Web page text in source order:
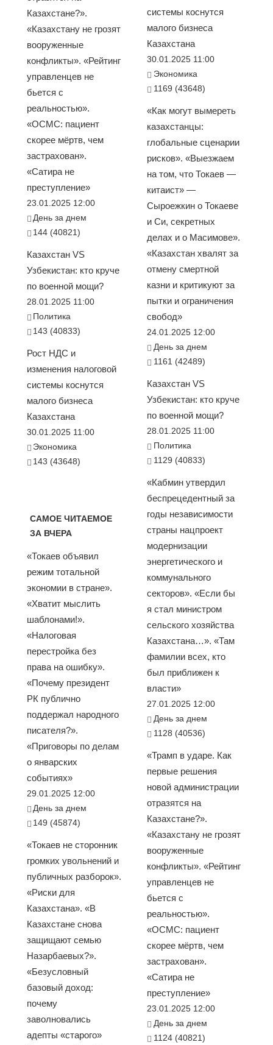
Казахстане?».
«Казахстану не грозят
вооруженные
конфликты». «Рейтинг
управленцев не
бьется с
реальностью».
«ОСМС: пациент
скорее мёртв, чем
застрахован».
«Сатира не
преступление»
23.01.2025 12:00
День за днем
144 (40821)
Казахстан VS
Узбекистан: кто круче
по военной мощи?
28.01.2025 11:00
Политика
143 (40833)
Рост НДС и
изменения налоговой
системы коснутся
малого бизнеса
Казахстана
30.01.2025 11:00
Экономика
143 (43648)
САМОЕ ЧИТАЕМОЕ
ЗА ВЧЕРА
«Токаев объявил
режим тотальной
экономии в стране».
«Хватит мыслить
шаблонами!».
«Налоговая
перестройка без
права на ошибку».
«Почему президент
РК публично
поддержал народного
писателя?».
«Приговоры по делам
о январских
событиях»
29.01.2025 12:00
День за днем
149 (45874)
«Токаев не сторонник
громких увольнений и
публичных разборок».
«Риски для
Казахстана». «В
Казахстане снова
защищают семью
Назарбаевых?».
«Безусловный
базовый доход:
почему
заволновались
адепты «старого»
системы коснутся
малого бизнеса
Казахстана
30.01.2025 11:00
Экономика
1169 (43648)
«Как могут вымереть
казахстанцы:
глобальные сценарии
рисков». «Выезжаем
на том, что Токаев —
китаист» —
Сыроежкин о Токаеве
и Си, секретных
делах и о Масимове».
«Казахстан хвалят за
отмену смертной
казни и критикуют за
пытки и ограничения
свобод»
24.01.2025 12:00
День за днем
1161 (42489)
Казахстан VS
Узбекистан: кто круче
по военной мощи?
28.01.2025 11:00
Политика
1129 (40833)
«Кабмин утвердил
беспрецедентный за
годы независимости
страны нацпроект
модернизации
энергетического и
коммунального
секторов». «Если бы
я стал министром
сельского хозяйства
Казахстана…». «Там
фамилии всех, кто
был приближен к
власти»
27.01.2025 12:00
День за днем
1128 (40536)
«Трамп в ударе. Как
первые решения
новой администрации
отразятся на
Казахстане?».
«Казахстану не грозят
вооруженные
конфликты». «Рейтинг
управленцев не
бьется с
реальностью».
«ОСМС: пациент
скорее мёртв, чем
застрахован».
«Сатира не
преступление»
23.01.2025 12:00
День за днем
1124 (40821)